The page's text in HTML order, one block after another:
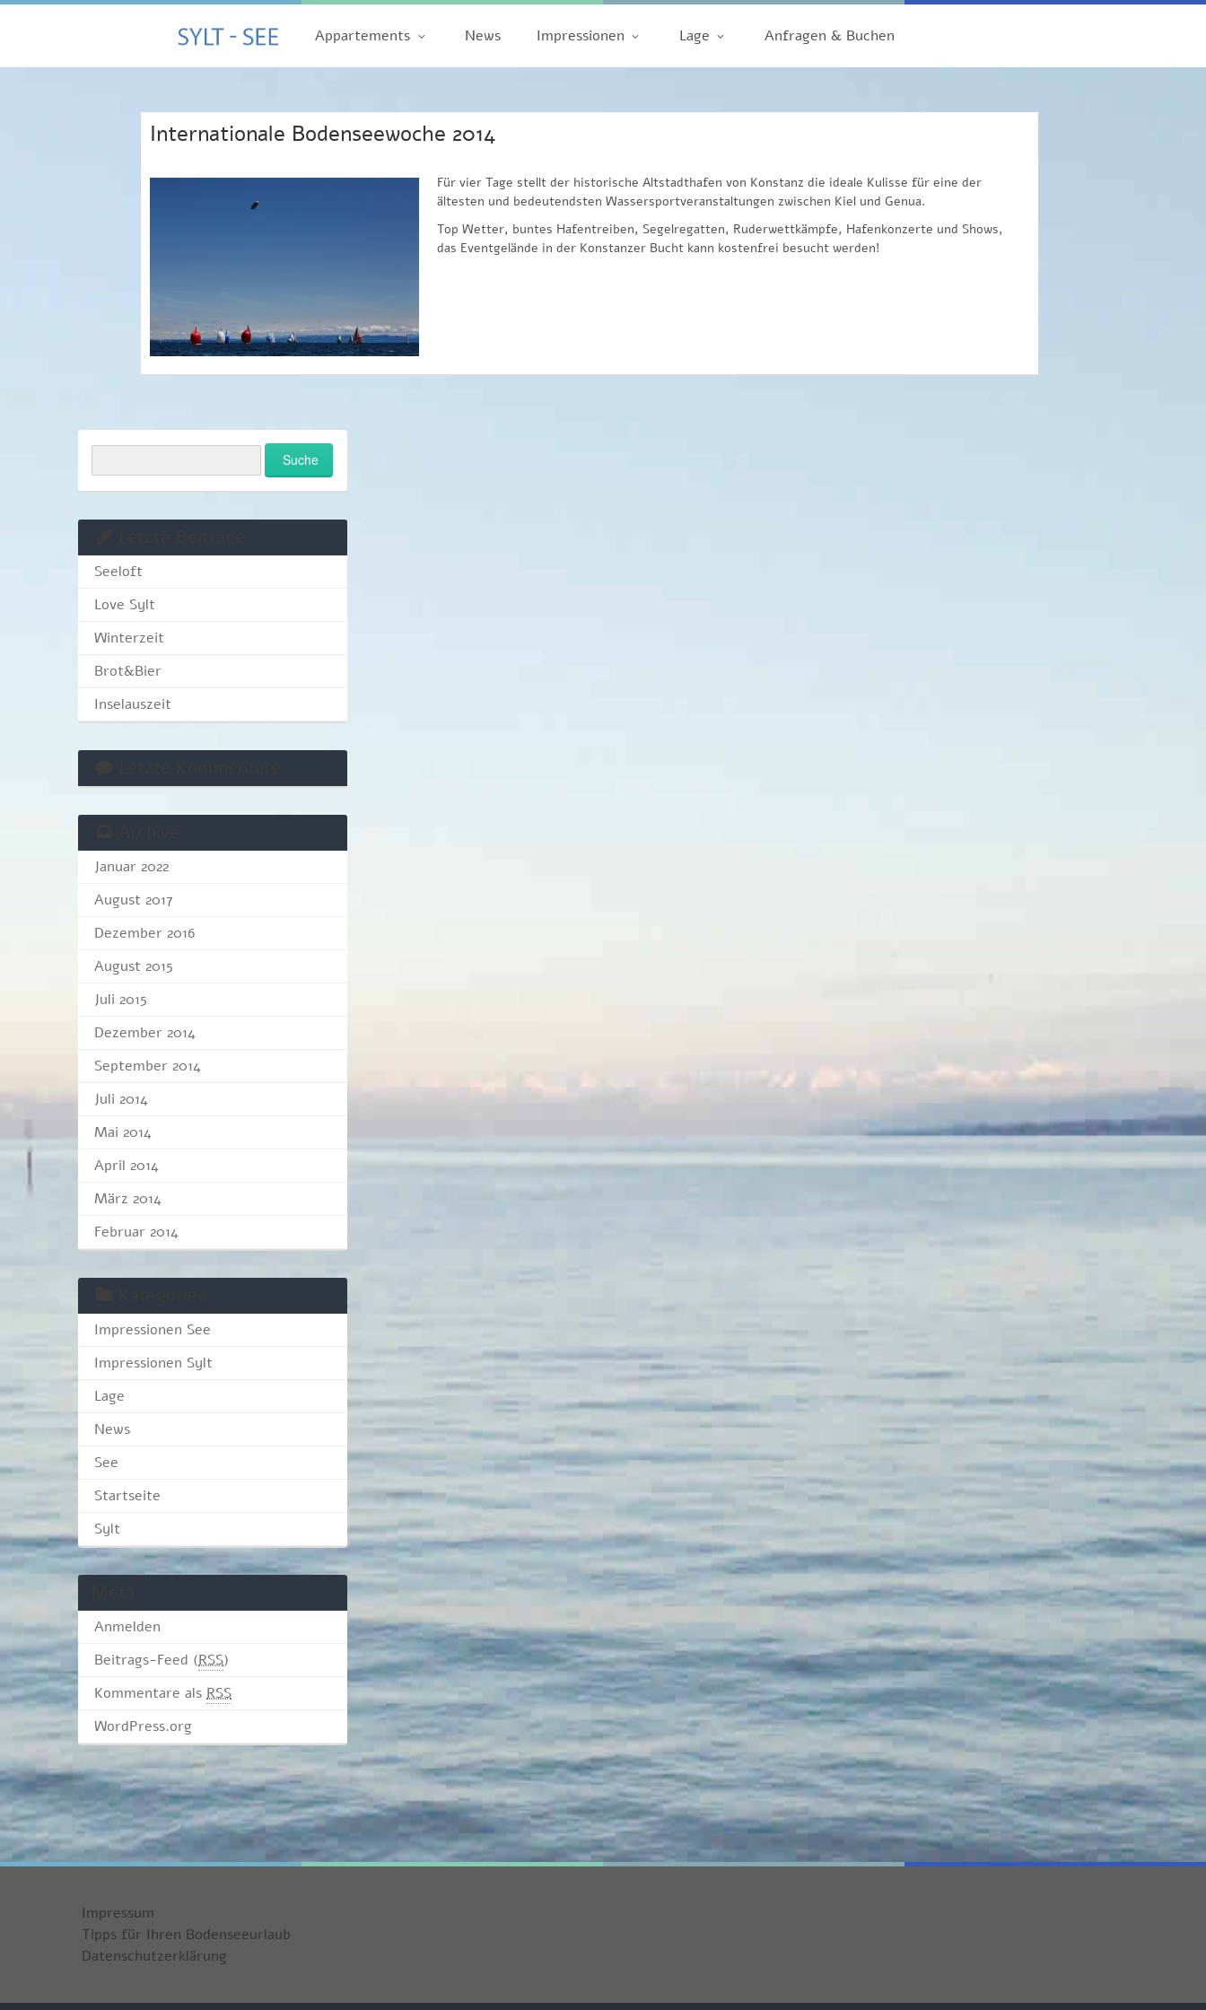
Appartements News Impressionen Lage Anfragen & Buchen
Internationale Bodenseewoche 2014
Für vier Tage stellt der historische Altstadthafen von Konstanz die ideale Kulisse für eine der
ältesten und bedeutendsten Wassersportveranstaltungen zwischen Kiel und Genua.
Top Wetter, buntes Hafentreiben, Segelregatten, Ruderwettkämpfe, Hafenkonzerte und Shows,
das Eventgelände in der Konstanzer Bucht kann kostenfrei besucht werden!
Seeloft
Love Sylt
Winterzeit
Brot&Bier
Inselauszeit
Januar 2022
August 2017
Dezember 2016
August 2015
Juli 2015
Dezember 2014
September 2014
Juli 2014
Mai 2014
April 2014
März 2014
Februar 2014
Impressionen See
Impressionen Sylt
Lage
News
See
Startseite
Sylt
Anmelden
Beitrags-Feed (RSS)
Kommentare als RSS
WordPress.org
Impressum
Tipps für Ihren Bodenseeurlaub
Datenschutzerklärung